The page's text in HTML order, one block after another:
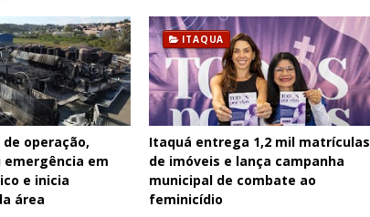
de operação,
em
e inicia
área
ITAQUA
Itaquá entrega 1,2 mil matrículas
de imóveis e lança campanha
municipal de combate ao
feminicídio